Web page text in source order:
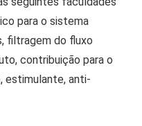
para o sistema
filtragem do fluxo
contribuição para o
estimulante, anti-